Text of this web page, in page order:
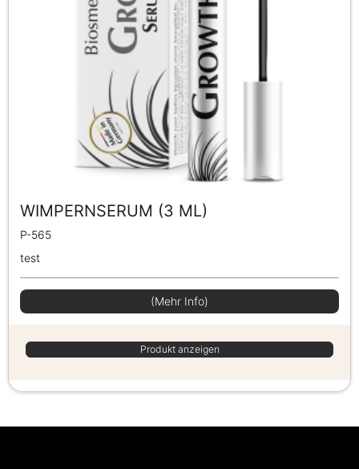
WIMPERNSERUM (3 ML)
P-565
test
(Mehr Info)
Produkt anzeigen